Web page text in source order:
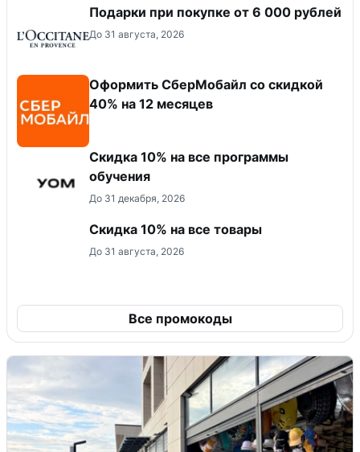
Подарки при покупке от 6 000 рублей
До 31 августа, 2026
Оформить СберМобайл со скидкой
40% на 12 месяцев
Скидка 10% на все программы
обучения
До 31 декабря, 2026
Скидка 10% на все товары
До 31 августа, 2026
Все промокоды